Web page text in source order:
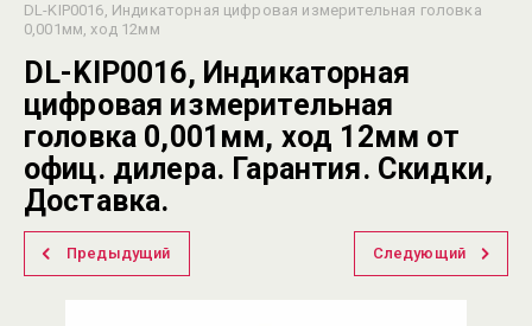
DL-KIP0016, Индикаторная цифровая измерительная головка
0,001мм, ход 12мм
DL-KIP0016, Индикаторная
цифровая измерительная
головка 0,001мм, ход 12мм от
офиц. дилера. Гарантия. Скидки,
Доставка.
Предыдущий Следующий